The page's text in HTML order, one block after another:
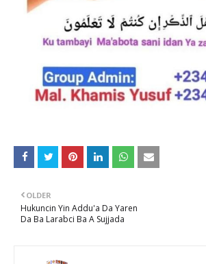
OLDER
Hukuncin Yin Addu'a Da Yaren
Da Ba Larabci Ba A Sujjada